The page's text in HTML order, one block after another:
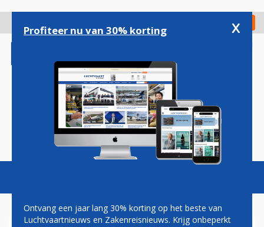
gaan
Check in
Magazine Podcasts Vacatures
Profiteer nu van 30% korting x
Ontvang een jaar lang 30% korting op het beste van
Luchtvaartnieuws en Zakenreisnieuws. Krijg onbeperkt